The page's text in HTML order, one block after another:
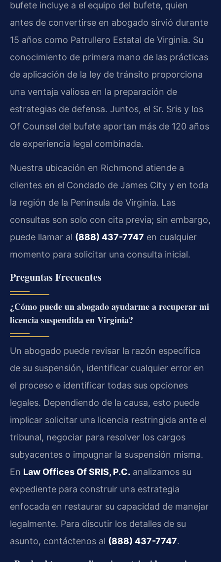
bufete incluye a el equipo del bufete, quien
antes de convertirse en abogado sirvió durante
15 años como Patrullero Estatal de Virginia. Su
conocimiento de primera mano de las prácticas
de aplicación de la ley de tránsito proporciona
una ventaja valiosa en la preparación de
estrategias de defensa. Juntos, el Sr. Sris y los
Of Counsel del bufete aportan más de 120 años
de experiencia legal combinada.
Nuestra ubicación en Richmond atiende a
clientes en el Condado de James City y en toda
la región de la Península de Virginia. Las
consultas son solo con cita previa; sin embargo,
puede llamar al (888) 437-7747 en cualquier
momento para solicitar una consulta inicial.
Preguntas Frecuentes
¿Cómo puede un abogado ayudarme a recuperar mi
licencia suspendida en Virginia?
Un abogado puede revisar la razón específica
de su suspensión, identificar cualquier error en
el proceso e identificar todas sus opciones
legales. Dependiendo de la causa, esto puede
implicar solicitar una licencia restringida ante el
tribunal, negociar para resolver los cargos
subyacentes o impugnar la suspensión misma.
En Law Offices Of SRIS, P.C. analizamos su
expediente para construir una estrategia
enfocada en restaurar su capacidad de manejar
legalmente. Para discutir los detalles de su
asunto, contáctenos al (888) 437-7747.